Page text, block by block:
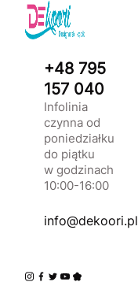
+48 795
157 040
Infolinia
czynna od
poniedziałku
do piątku
w godzinach
10:00-16:00
info@dekoori.pl